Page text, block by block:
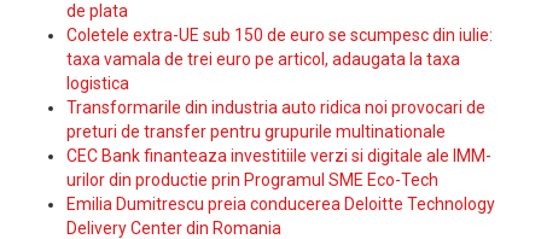
de plata
Coletele extra-UE sub 150 de euro se scumpesc din iulie:
taxa vamala de trei euro pe articol, adaugata la taxa
logistica
Transformarile din industria auto ridica noi provocari de
preturi de transfer pentru grupurile multinationale
CEC Bank finanteaza investitiile verzi si digitale ale IMM-
urilor din productie prin Programul SME Eco-Tech
Emilia Dumitrescu preia conducerea Deloitte Technology
Delivery Center din Romania